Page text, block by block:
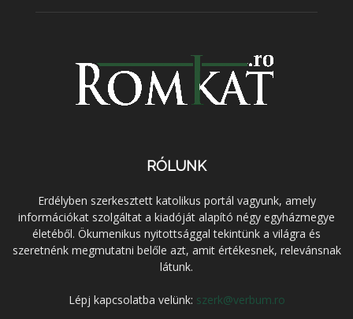
RÓLUNK
Erdélyben szerkesztett katolikus portál vagyunk, amely
információkat szolgáltat a kiadóját alapító négy egyházmegye
életéből. Ökumenikus nyitottsággal tekintünk a világra és
szeretnénk megmutatni belőle azt, amit értékesnek, relevánsnak
látunk.
Lépj kapcsolatba velünk: szerk@verbum.ro